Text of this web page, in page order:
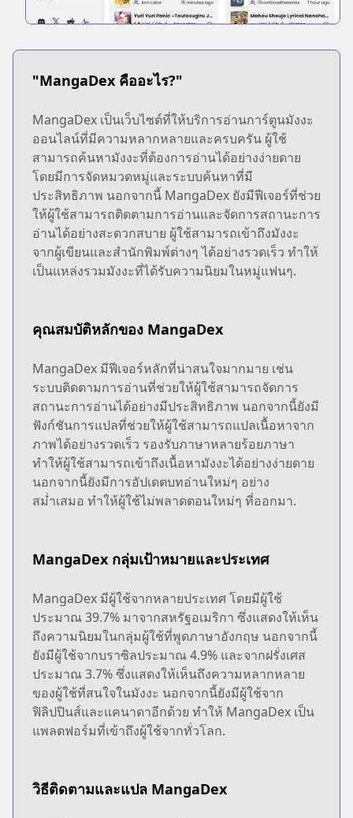
"MangaDex คืออะไร?"
MangaDex เป็นเว็บไซต์ที่ให้บริการอ่านการ์ตูนมังงะ
ออนไลน์ที่มีความหลากหลายและครบครัน ผู้ใช้
สามารถค้นหามังงะที่ต้องการอ่านได้อย่างง่ายดาย
โดยมีการจัดหมวดหมู่และระบบค้นหาที่มี
ประสิทธิภาพ นอกจากนี้ MangaDex ยังมีฟีเจอร์ที่ช่วย
ให้ผู้ใช้สามารถติดตามการอ่านและจัดการสถานะการ
อ่านได้อย่างสะดวกสบาย ผู้ใช้สามารถเข้าถึงมังงะ
จากผู้เขียนและสำนักพิมพ์ต่างๆ ได้อย่างรวดเร็ว ทำให้
เป็นแหล่งรวมมังงะที่ได้รับความนิยมในหมู่แฟนๆ.
คุณสมบัติหลักของ MangaDex
MangaDex มีฟีเจอร์หลักที่น่าสนใจมากมาย เช่น
ระบบติดตามการอ่านที่ช่วยให้ผู้ใช้สามารถจัดการ
สถานะการอ่านได้อย่างมีประสิทธิภาพ นอกจากนี้ยังมี
ฟังก์ชันการแปลที่ช่วยให้ผู้ใช้สามารถแปลเนื้อหาจาก
ภาพได้อย่างรวดเร็ว รองรับภาษาหลายร้อยภาษา
ทำให้ผู้ใช้สามารถเข้าถึงเนื้อหามังงะได้อย่างง่ายดาย
นอกจากนี้ยังมีการอัปเดตบทอ่านใหม่ๆ อย่าง
สม่ำเสมอ ทำให้ผู้ใช้ไม่พลาดตอนใหม่ๆ ที่ออกมา.
MangaDex กลุ่มเป้าหมายและประเทศ
MangaDex มีผู้ใช้จากหลายประเทศ โดยมีผู้ใช้
ประมาณ 39.7% มาจากสหรัฐอเมริกา ซึ่งแสดงให้เห็น
ถึงความนิยมในกลุ่มผู้ใช้ที่พูดภาษาอังกฤษ นอกจากนี้
ยังมีผู้ใช้จากบราซิลประมาณ 4.9% และจากฝรั่งเศส
ประมาณ 3.7% ซึ่งแสดงให้เห็นถึงความหลากหลาย
ของผู้ใช้ที่สนใจในมังงะ นอกจากนี้ยังมีผู้ใช้จาก
ฟิลิปปินส์และแคนาดาอีกด้วย ทำให้ MangaDex เป็น
แพลตฟอร์มที่เข้าถึงผู้ใช้จากทั่วโลก.
วิธีติดตามและแปล MangaDex